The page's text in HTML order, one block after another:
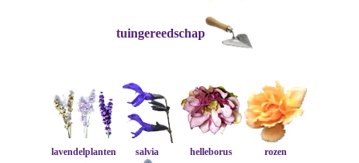
tuingereedschap
lavendelplanten salvia helleborus rozen